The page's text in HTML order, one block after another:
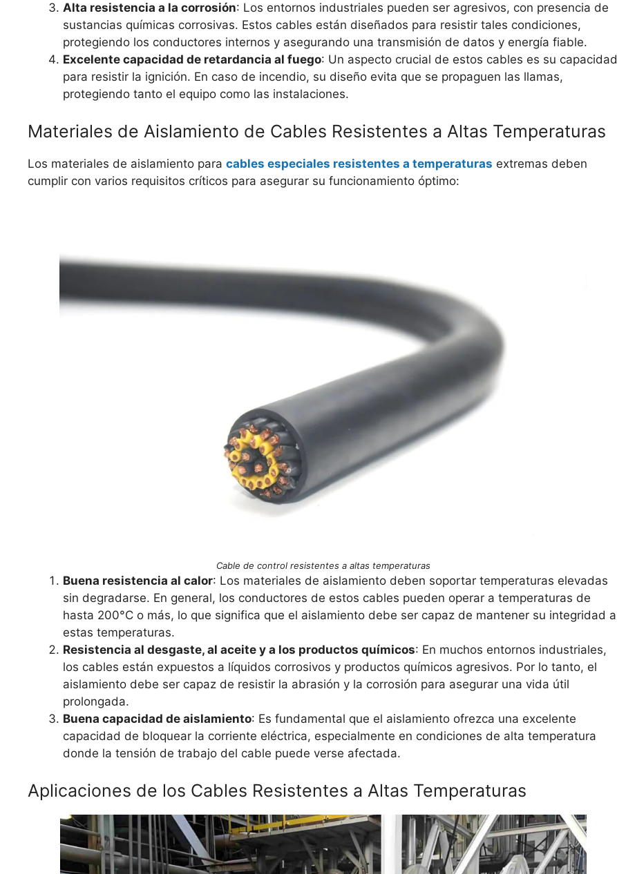
Alta resistencia a la corrosión: Los entornos industriales pueden ser agresivos, con presencia de
sustancias químicas corrosivas. Estos cables están diseñados para resistir tales condiciones,
protegiendo los conductores internos y asegurando una transmisión de datos y energía fiable.
Excelente capacidad de retardancia al fuego: Un aspecto crucial de estos cables es su capacidad
para resistir la ignición. En caso de incendio, su diseño evita que se propaguen las llamas,
protegiendo tanto el equipo como las instalaciones.
Materiales de Aislamiento de Cables Resistentes a Altas Temperaturas
Los materiales de aislamiento para cables especiales resistentes a temperaturas extremas deben
cumplir con varios requisitos críticos para asegurar su funcionamiento óptimo:
Cable de control resistentes a altas temperaturas
Buena resistencia al calor: Los materiales de aislamiento deben soportar temperaturas elevadas
sin degradarse. En general, los conductores de estos cables pueden operar a temperaturas de
hasta 200°C o más, lo que significa que el aislamiento debe ser capaz de mantener su integridad a
estas temperaturas.
Resistencia al desgaste, al aceite y a los productos químicos: En muchos entornos industriales,
los cables están expuestos a líquidos corrosivos y productos químicos agresivos. Por lo tanto, el
aislamiento debe ser capaz de resistir la abrasión y la corrosión para asegurar una vida útil
prolongada.
Buena capacidad de aislamiento: Es fundamental que el aislamiento ofrezca una excelente
capacidad de bloquear la corriente eléctrica, especialmente en condiciones de alta temperatura
donde la tensión de trabajo del cable puede verse afectada.
Aplicaciones de los Cables Resistentes a Altas Temperaturas